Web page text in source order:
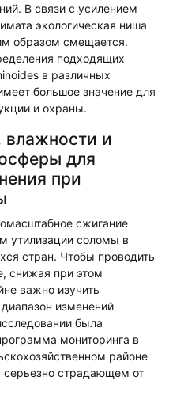
В связи с усилением
экологическая ниша
образом смещается.
подходящих
в различных
большое значение для
и охраны.
влажности и
для
при
сжигание
утилизации соломы в
стран. Чтобы проводить
снижая при этом
важно изучить
изменений
была
мониторинга в
районе
серьезно страдающем от